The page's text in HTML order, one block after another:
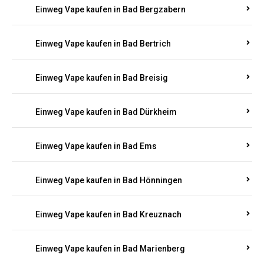
Einweg Vape kaufen in Bad Bergzabern
Einweg Vape kaufen in Bad Bertrich
Einweg Vape kaufen in Bad Breisig
Einweg Vape kaufen in Bad Dürkheim
Einweg Vape kaufen in Bad Ems
Einweg Vape kaufen in Bad Hönningen
Einweg Vape kaufen in Bad Kreuznach
Einweg Vape kaufen in Bad Marienberg